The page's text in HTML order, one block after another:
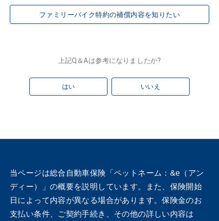
ファミリーバイク特約の補償内容を知りたい
上記Q＆Aは参考になりましたか?
はい いいえ
当ページは総合自動車保険「ペットネーム：&e（アン
ディー）」の概要を説明しています。また、保険開始
日によって内容が異なる場合があります。保険金のお
支払い条件、ご契約手続き、その他の詳しい内容は